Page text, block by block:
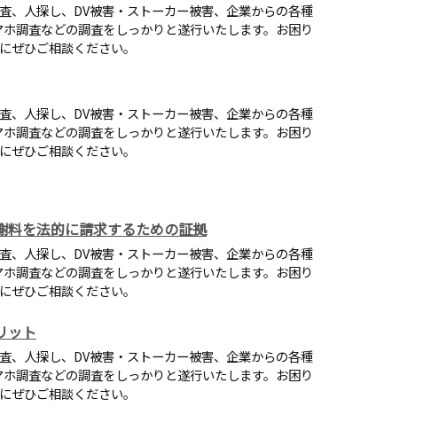
、人探し、DV被害・ストーカー被害、企業からの各種
調査などの調査をしっかりと遂行いたします。お困り
ぜひご相談ください。
、人探し、DV被害・ストーカー被害、企業からの各種
調査などの調査をしっかりと遂行いたします。お困り
ぜひご相談ください。
料を法的に請求するための証拠
、人探し、DV被害・ストーカー被害、企業からの各種
調査などの調査をしっかりと遂行いたします。お困り
ぜひご相談ください。
ット
、人探し、DV被害・ストーカー被害、企業からの各種
調査などの調査をしっかりと遂行いたします。お困り
ぜひご相談ください。